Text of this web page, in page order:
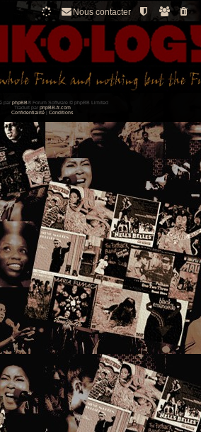
Nous contacter
par phpBB® Forum Software © phpBB Limited
Traduit par phpBB-fr.com
Confidentialité | Conditions